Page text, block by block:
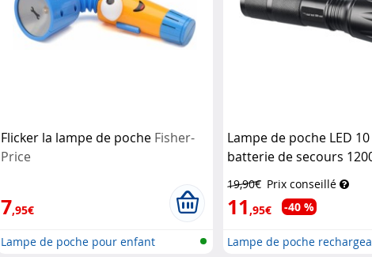
Flicker la lampe de poche Fisher-
Price
7,95€
Lampe de poche pour enfant
Lampe de poche LED
batterie de secours
KryoLights
19,90€ Prix conseillé
11,95€ -40 %
Lampe de poche